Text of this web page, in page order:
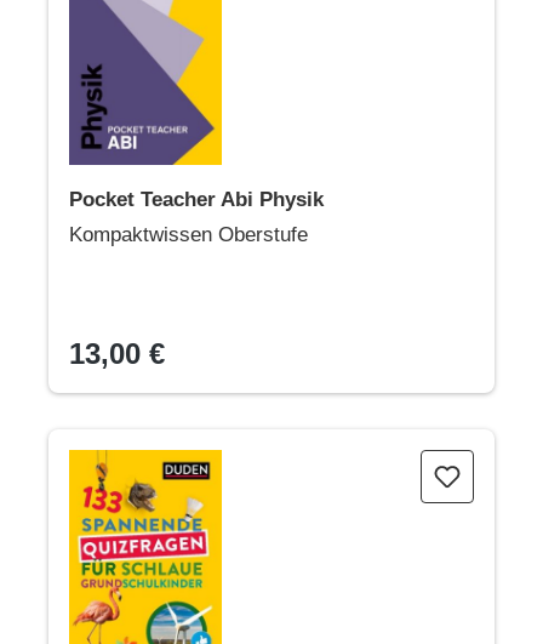
Pocket Teacher Abi Physik
Kompaktwissen Oberstufe
13,00 €
133 spannende Quizfragen für schlaue Grundschulkinder